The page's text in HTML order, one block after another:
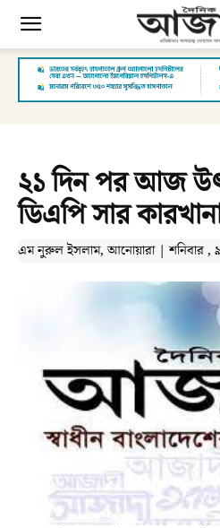
২১ দিন পর আজ
ডিএপি সার
এম নুরুল ইসলাম, আনোয়ারা | শনিবার , ৯